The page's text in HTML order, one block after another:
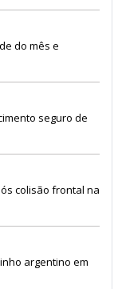
do mês e
seguro de
colisão frontal na
argentino em